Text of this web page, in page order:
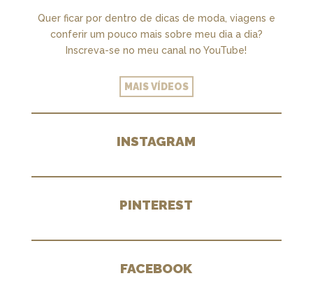
Quer ficar por dentro de dicas de moda, viagens e
conferir um pouco mais sobre meu dia a dia?
Inscreva-se no meu canal no YouTube!
MAIS VÍDEOS
INSTAGRAM
PINTEREST
FACEBOOK